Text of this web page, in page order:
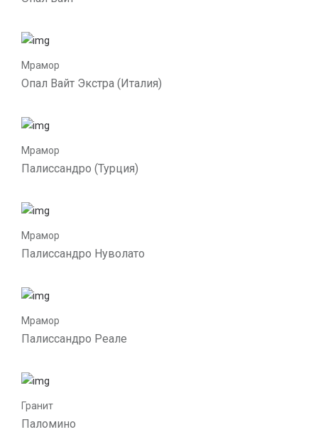
Мрамор
Опал Вайт Экстра (Италия)
Мрамор
Палиссандро (Турция)
Мрамор
Палиссандро Нуволато
Мрамор
Палиссандро Реале
Гранит
Паломино